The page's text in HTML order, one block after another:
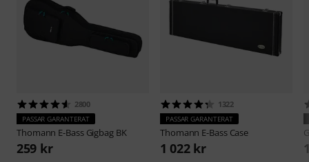
2800
PASSAR GARANTERAT
Thomann E-Bass Gigbag BK
259 kr
1322
PASSAR GARANTERAT
Thomann E-Bass Case
1 022 kr